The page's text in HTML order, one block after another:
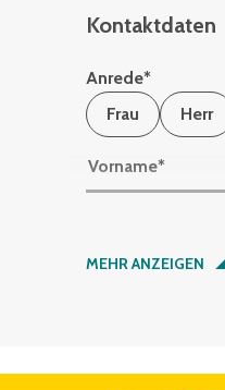
Kontaktdaten
Anrede*
Frau
Herr
Vorname*
Nachname*
MEHR ANZEIGEN